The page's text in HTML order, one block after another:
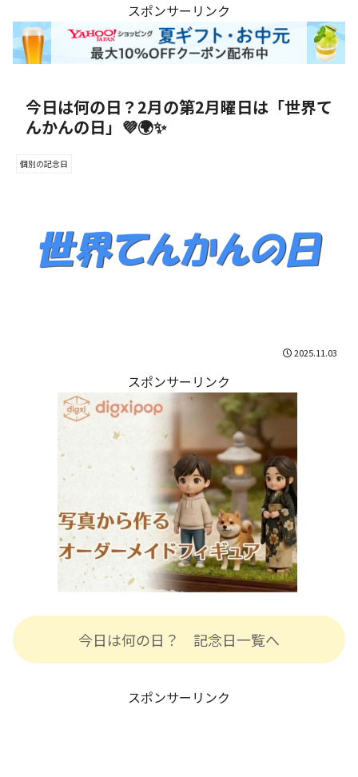
スポンサーリンク
今日は何の日？2月の第2月曜日は「世界て
んかんの日」💜🌍✨
個別の記念日
2025.11.03
スポンサーリンク
今日は何の日？ 記念日一覧へ
スポンサーリンク